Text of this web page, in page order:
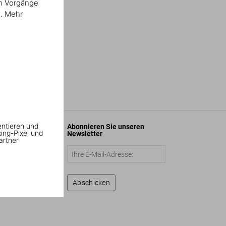
Vorgänge
Mehr
und
Pixel und
Abonnieren Sie unseren
Newsletter
Abschicken